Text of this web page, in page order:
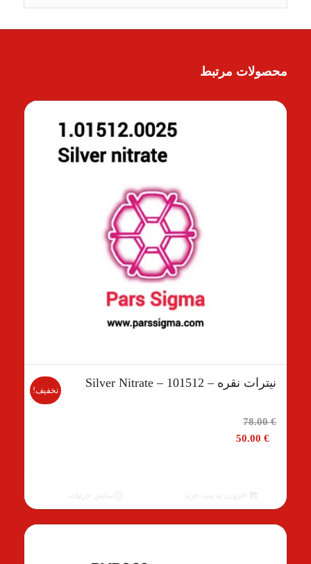
محصولات مرتبط
نیترات نقره – 101512 – Silver Nitrate
78.00€
قیمت
اصلی50.00€
50.00 €
است.
تخفیف!